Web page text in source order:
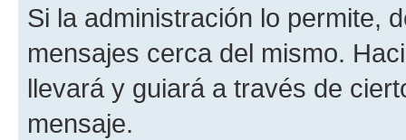
Si la administración lo permite,
mensajes cerca del mismo.
llevará y guiará a través de
mensaje.